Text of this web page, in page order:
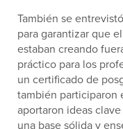
También se
para garantizar que
estaban creando
práctico para los
un certificado de
también participaron
aportaron ideas
una base sólida y